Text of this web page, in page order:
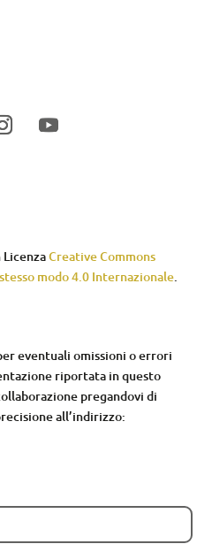
LicenzaCreative Commons
modo 4.0 Internazionale.
eventuali omissioni o errori
riportata in questo
pregandovi di
all’indirizzo: